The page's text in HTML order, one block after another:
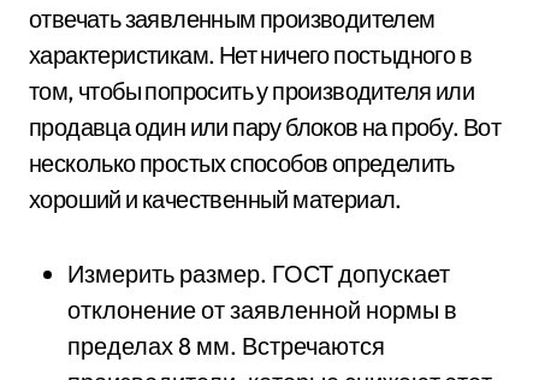
отвечать заявленным производителем
характеристикам. Нет ничего постыдного в
том, чтобы попросить у производителя или
продавца один или пару блоков на пробу. Вот
несколько простых способов определить
хороший и качественный материал.
Измерить размер. ГОСТ допускает
отклонение от заявленной нормы в
пределах 8 мм. Встречаются